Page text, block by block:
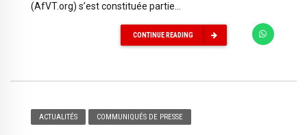
(AfVT.org) s’est constituée partie...
CONTINUE READING
ACTUALITÉS COMMUNIQUÉS DE PRESSE